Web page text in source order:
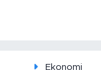
Ekonomi